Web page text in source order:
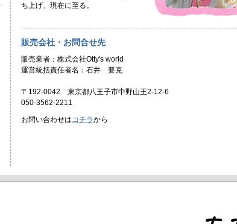
ち上げ、現在に至る。
販売会社・お問合せ先
販売業者：株式会社Otty's world
運営統括責任者名：石井 要克
〒192-0042 東京都八王子市中野山王2-12-6
050-3562-2211
お問い合わせは コチラから